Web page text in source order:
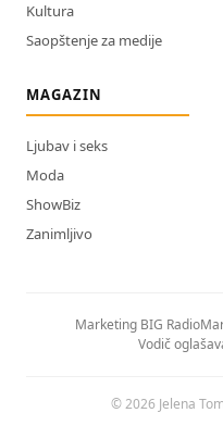
Kultura
Saopštenje za medije
MAGAZIN
Ljubav i seks
Moda
ShowBiz
Zanimljivo
Marketing BIG Radio
Vodič
© 2026 Jelena